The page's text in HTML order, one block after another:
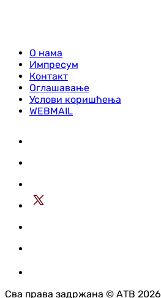
О нама
Импресум
Контакт
Оглашавање
Услови коришћења
WEBMAIL
Сва права задржана © АТВ 2026